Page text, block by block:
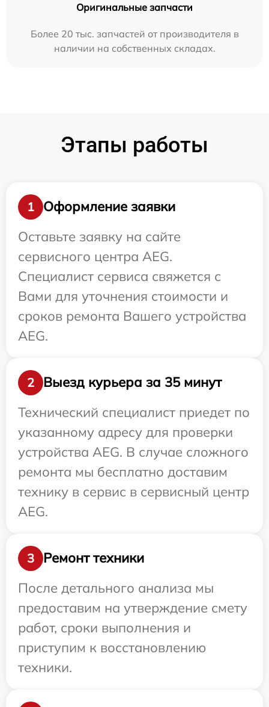
Оригинальные запчасти
Более 20 тыс. запчастей от производителя в
наличии на собственных складах.
Этапы работы
1
Оформление заявки
Оставьте заявку на сайте
сервисного центра AEG.
Специалист сервиса свяжется с
Вами для уточнения стоимости и
сроков ремонта Вашего устройства
AEG.
2
Выезд курьера за 35 минут
Технический специалист приедет по
указанному адресу для проверки
устройства AEG. В случае сложного
ремонта мы бесплатно доставим
технику в сервис в сервисный центр
AEG.
3
Ремонт техники
После детального анализа мы
предоставим на утверждение смету
работ, сроки выполнения и
приступим к восстановлению
техники.